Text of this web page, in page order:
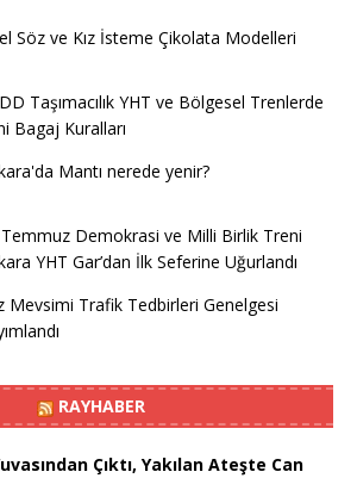
Söz ve Kız İsteme Çikolata Modelleri
Taşımacılık YHT ve Bölgesel Trenlerde
Bagaj Kuralları
Mantı nerede yenir?
Demokrasi ve Milli Birlik Treni
YHT Gar’dan İlk Seferine Uğurlandı
Mevsimi Trafik Tedbirleri Genelgesi
RAYHABER
Çıktı, Yakılan Ateşte Can